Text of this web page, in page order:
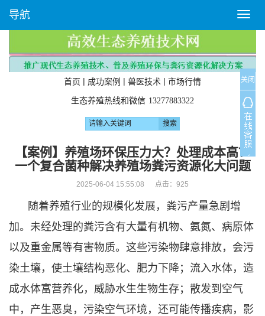
T
o
g
l
e
n
a
v
i
g
a
t
导航
首页 | 成功案例 | 兽医技术 | 市场行情
生态养殖热线和微信 13277883322
【案例】养殖场环保压力大？处理成本高？
一个复合菌种解决养殖场粪污资源化大问题
2025-06-04 15:55:08 点击： 925
随着养殖行业的规模化发展，粪污产量急剧增
加。未经处理的粪污含有大量有机物、氨氮、病原体
以及重金属等有害物质。这些污染物肆意排放，会污
染土壤，使土壤结构恶化、肥力下降；流入水体，造
成水体富营养化，威胁水生生物生存；散发到空气
中，产生恶臭，污染空气环境，还可能传播疾病，影
关闭